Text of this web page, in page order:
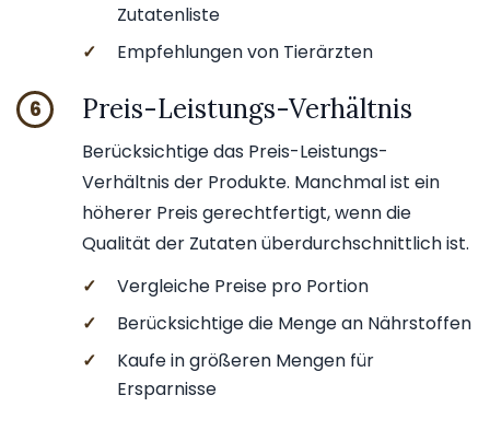
Zutatenliste
✓
Empfehlungen von Tierärzten
6 Preis-Leistungs-Verhältnis
Berücksichtige das Preis-Leistungs-
Verhältnis der Produkte. Manchmal ist ein
höherer Preis gerechtfertigt, wenn die
Qualität der Zutaten überdurchschnittlich ist.
✓
Vergleiche Preise pro Portion
✓
Berücksichtige die Menge an Nährstoffen
✓
Kaufe in größeren Mengen für
Ersparnisse